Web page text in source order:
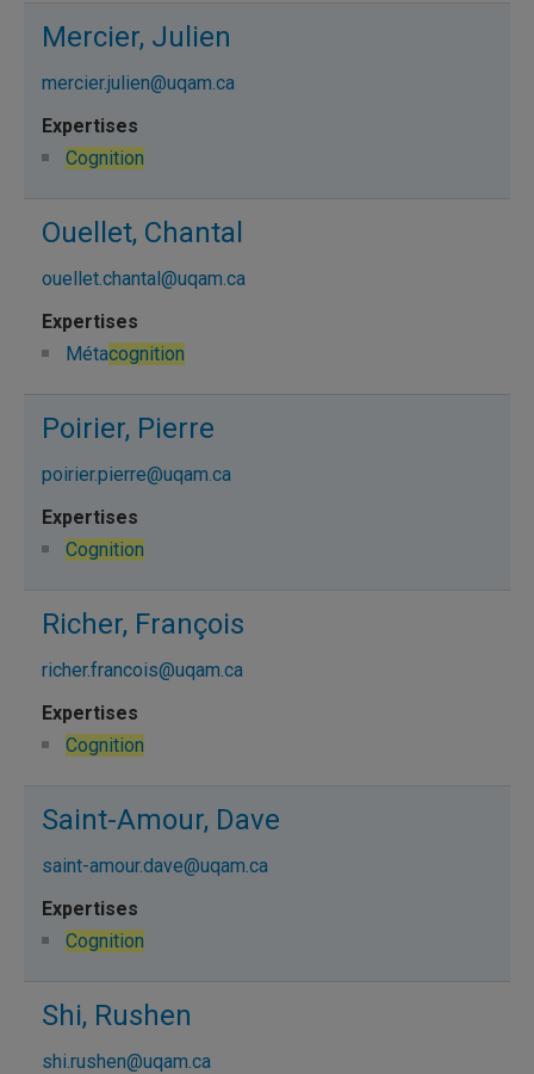
Mercier, Julien
mercier.julien@uqam.ca
Cognition
Ouellet, Chantal
ouellet.chantal@uqam.ca
Métacognition
Poirier, Pierre
poirier.pierre@uqam.ca
Cognition
Richer, François
richer.francois@uqam.ca
Cognition
Saint-Amour, Dave
saint-amour.dave@uqam.ca
Cognition
Shi, Rushen
shi.rushen@uqam.ca